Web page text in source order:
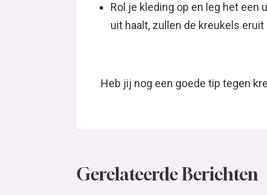
Rol je kleding op en leg het een
uit haalt, zullen de kreukels eruit
Heb jij nog een goede tip tegen
Gerelateerde Berichten